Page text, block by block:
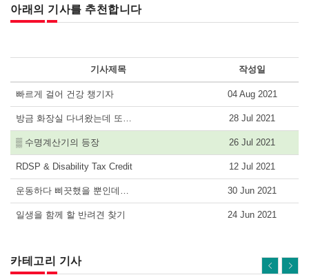
아래의 기사를 추천합니다
기사제목 작성일
빠르게 걸어 건강 챙기자 04 Aug 2021
방금 화장실 다녀왔는데 또… 28 Jul 2021
▒ 수명계산기의 등장 26 Jul 2021
RDSP & Disability Tax Credit 12 Jul 2021
운동하다 삐끗했을 뿐인데… 30 Jun 2021
일생을 함께 할 반려견 찾기 24 Jun 2021
카테고리 기사